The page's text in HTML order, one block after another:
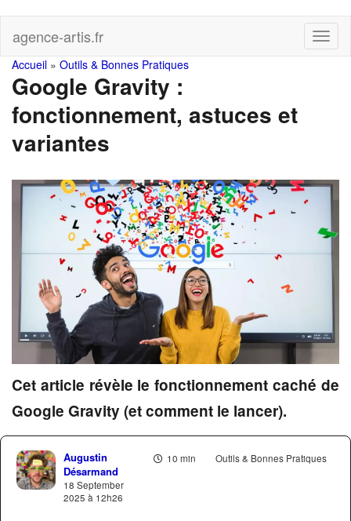
main
content
agence-artis.fr
You
are
here
Accueil » Outils & Bonnes Pratiques
Google Gravity :
fonctionnement, astuces et
variantes
Cet article révèle le fonctionnement caché de
Google Gravity (et comment le lancer).
10 min Outils & Bonnes Pratiques
Augustin
Désarmand
18 September
2025 à 12h26